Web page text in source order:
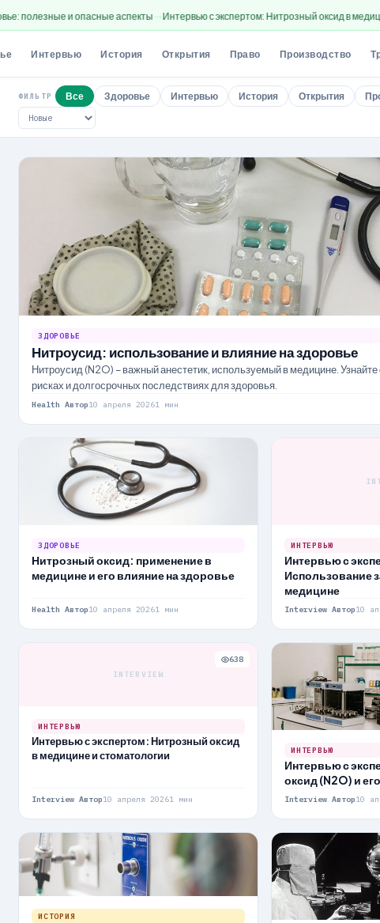
и опасные аспекты Интервью с экспертом: Нитрозный оксид в медицине и
Интервью История Открытия Право Производство
ФИЛЬТР Все Здоровье Интервью История Открытия
ЗДОРОВЬЕ
Нитроусид: использование и влияние на здоровье
Нитроусид (N2O) – важный анестетик, используемый в медицине. Узнайте
рисках и долгосрочных последствиях для здоровья.
Health Автор10 апреля 20261 мин
ЗДОРОВЬЕ
Нитрозный оксид: применение в
медицине и его влияние на здоровье
Health Автор10 апреля 20261 мин
ИНТЕРВЬЮ
Интервью с
Использование
медицине
Interview Автор10
INTERVIEW
638
ИНТЕРВЬЮ
Интервью с экспертом: Нитрозный оксид
в медицине и стоматологии
Interview Автор10 апреля 20261 мин
ИНТЕРВЬЮ
Интервью с
оксид (N2O) и
Interview Автор10
ИСТОРИЯ